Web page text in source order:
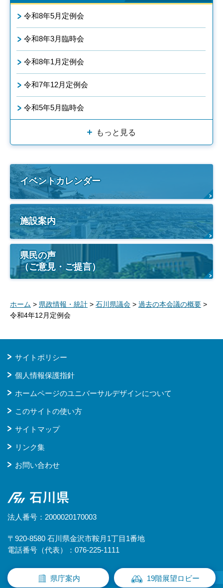
令和8年5月定例会
令和8年3月臨時会
令和8年1月定例会
令和7年12月定例会
令和5年5月臨時会
もっと見る
イベントカレンダー
施設案内
県民の声
（ご意見・ご提言）
ホーム > 県政情報・統計 > 石川県議会 > 過去の本会議の概要 >
令和4年12月定例会
サイトポリシー
個人情報保護指針
ホームページのユニバーサルデザインについて
このサイトの使い方
サイトマップ
リンク集
お問い合わせ
石川県
法人番号：2000020170003
〒920-8580 石川県金沢市鞍月1丁目1番地
電話番号（代表）：076-225-1111
県庁案内 19階展望ロビー